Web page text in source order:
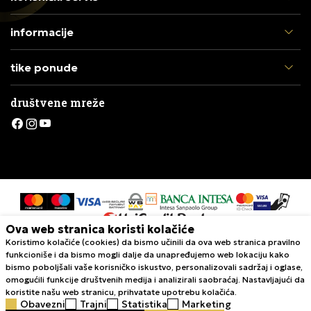
informacije
tike ponude
društvene mreže
Nastojimo da budemo što precizniji u opisu proizvoda, prikazu slika i
samih cena, ali ne možemo garantovati da su sve informacije kompletne i
bez grešaka. Svi artikli prikazani na sajtu su deo naše ponude i ne
podrazumeva da su dostupni u svakom trenutku. Raspoloživost robe
možete proveriti pozivom Call Centra na 011 422 1420
Ova web stranica koristi kolačiće
Koristimo kolačiće (cookies) da bismo učinili da ova web stranica pravilno
funkcioniše i da bismo mogli dalje da unapređujemo web lokaciju kako
bismo poboljšali vaše korisničko iskustvo, personalizovali sadržaj i oglase,
omogućili funkcije društvenih medija i analizirali saobraćaj. Nastavljajući da
koristite našu web stranicu, prihvatate upotrebu kolačića.
Obavezni Trajni Statistika Marketing